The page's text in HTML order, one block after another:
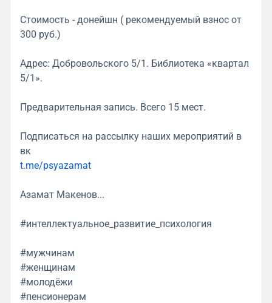
Стоимость - донейшн ( рекомендуемый взнос от
300 руб.)
Адрес: Добровольского 5/1. Библиотека «квартал
5/1».
Предварительная запись. Всего 15 мест.
Подписаться на рассылку наших мероприятий в
вк
t.me/psyazamat
Азамат Макенов...
#интеллектуальное_развитие_психология
#мужчинам
#женщинам
#молодёжи
#пенсионерам